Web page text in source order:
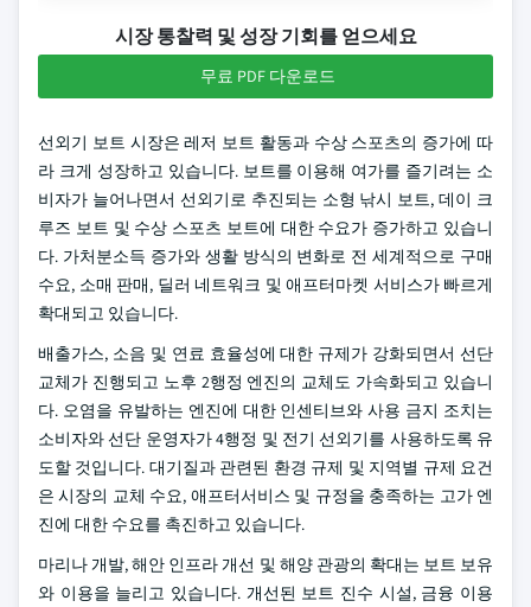
시장 통찰력 및 성장 기회를 얻으세요
무료 PDF 다운로드
선외기 보트 시장은 레저 보트 활동과 수상 스포츠의 증가에 따
라 크게 성장하고 있습니다. 보트를 이용해 여가를 즐기려는 소
비자가 늘어나면서 선외기로 추진되는 소형 낚시 보트, 데이 크
루즈 보트 및 수상 스포츠 보트에 대한 수요가 증가하고 있습니
다. 가처분소득 증가와 생활 방식의 변화로 전 세계적으로 구매
수요, 소매 판매, 딜러 네트워크 및 애프터마켓 서비스가 빠르게
확대되고 있습니다.
배출가스, 소음 및 연료 효율성에 대한 규제가 강화되면서 선단
교체가 진행되고 노후 2행정 엔진의 교체도 가속화되고 있습니
다. 오염을 유발하는 엔진에 대한 인센티브와 사용 금지 조치는
소비자와 선단 운영자가 4행정 및 전기 선외기를 사용하도록 유
도할 것입니다. 대기질과 관련된 환경 규제 및 지역별 규제 요건
은 시장의 교체 수요, 애프터서비스 및 규정을 충족하는 고가 엔
진에 대한 수요를 촉진하고 있습니다.
마리나 개발, 해안 인프라 개선 및 해양 관광의 확대는 보트 보유
와 이용을 늘리고 있습니다. 개선된 보트 진수 시설, 금융 이용